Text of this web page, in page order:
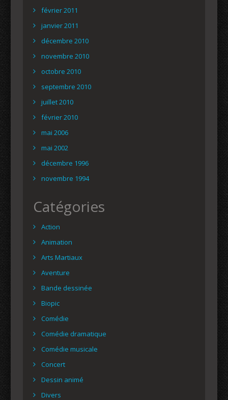
février 2011
janvier 2011
décembre 2010
novembre 2010
octobre 2010
septembre 2010
juillet 2010
février 2010
mai 2006
mai 2002
décembre 1996
novembre 1994
Catégories
Action
Animation
Arts Martiaux
Aventure
Bande dessinée
Biopic
Comédie
Comédie dramatique
Comédie musicale
Concert
Dessin animé
Divers